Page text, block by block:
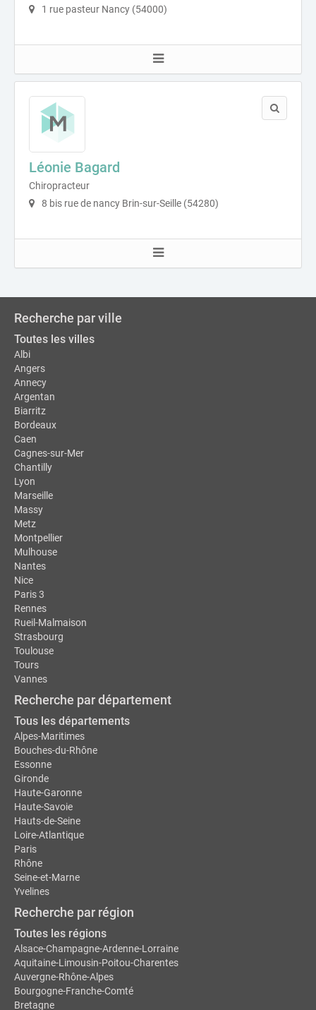
1 rue pasteur Nancy (54000)
Léonie Bagard
Chiropracteur
8 bis rue de nancy Brin-sur-Seille (54280)
Recherche par ville
Toutes les villes
Albi
Angers
Annecy
Argentan
Biarritz
Bordeaux
Caen
Cagnes-sur-Mer
Chantilly
Lyon
Marseille
Massy
Metz
Montpellier
Mulhouse
Nantes
Nice
Paris 3
Rennes
Rueil-Malmaison
Strasbourg
Toulouse
Tours
Vannes
Recherche par département
Tous les départements
Alpes-Maritimes
Bouches-du-Rhône
Essonne
Gironde
Haute-Garonne
Haute-Savoie
Hauts-de-Seine
Loire-Atlantique
Paris
Rhône
Seine-et-Marne
Yvelines
Recherche par région
Toutes les régions
Alsace-Champagne-Ardenne-Lorraine
Aquitaine-Limousin-Poitou-Charentes
Auvergne-Rhône-Alpes
Bourgogne-Franche-Comté
Bretagne